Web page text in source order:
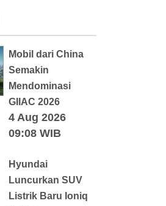
Mobil dari China
Semakin
Mendominasi
GIIAC 2026
4 Aug 2026
09:08 WIB
Hyundai
Luncurkan SUV
Listrik Baru Ioniq